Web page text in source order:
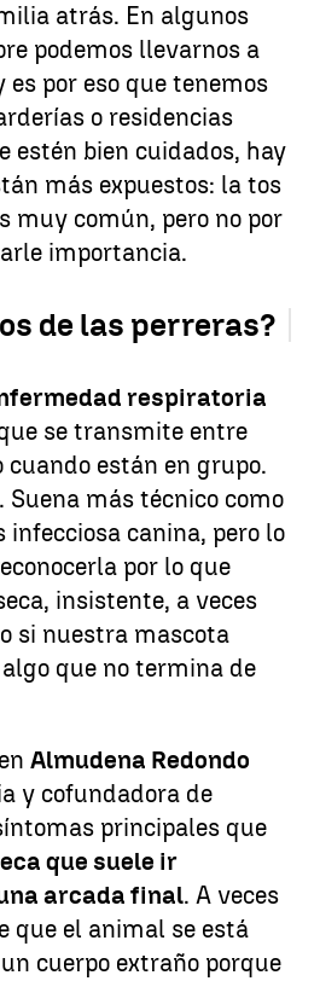
atrás. En algunos
podemos llevarnos a
por eso que tenemos
o residencias
estén bien cuidados, hay
más expuestos: la tos
muy común, pero no por
importancia.
de las perreras?
respiratoria
se transmite entre
cuando están en grupo.
Suena más técnico como
canina, pero lo
por lo que
insistente, a veces
si nuestra mascota
que no termina de
Almudena Redondo
y cofundadora de
principales que
que suele ir
arcada final. A veces
que el animal se está
cuerpo extraño porque